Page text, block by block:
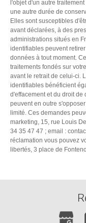
l'objet d'un autre
une autre durée de
Elles sont susceptibles
avant déclarées, à des
administrations situés en
identifiables peuvent
données à tout moment.
traitements fondés sur
avant le retrait de celui-ci.
identifiables bénéficient
d'effacement et du droit
peuvent en outre
limité. Ces demandes
marketing, 15, rue Louis
34 35 47 47 ; email :
réclamation vous pouvez
libertés, 3 place de